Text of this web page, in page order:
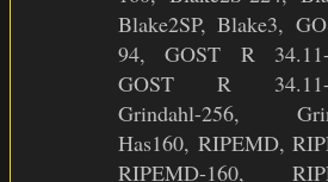
Blake2SP, Blake3,
94, GOST R 34.11-
GOST R 34.11-
Grindahl-256,
Has160, RIPEMD,
RIPEMD-160,